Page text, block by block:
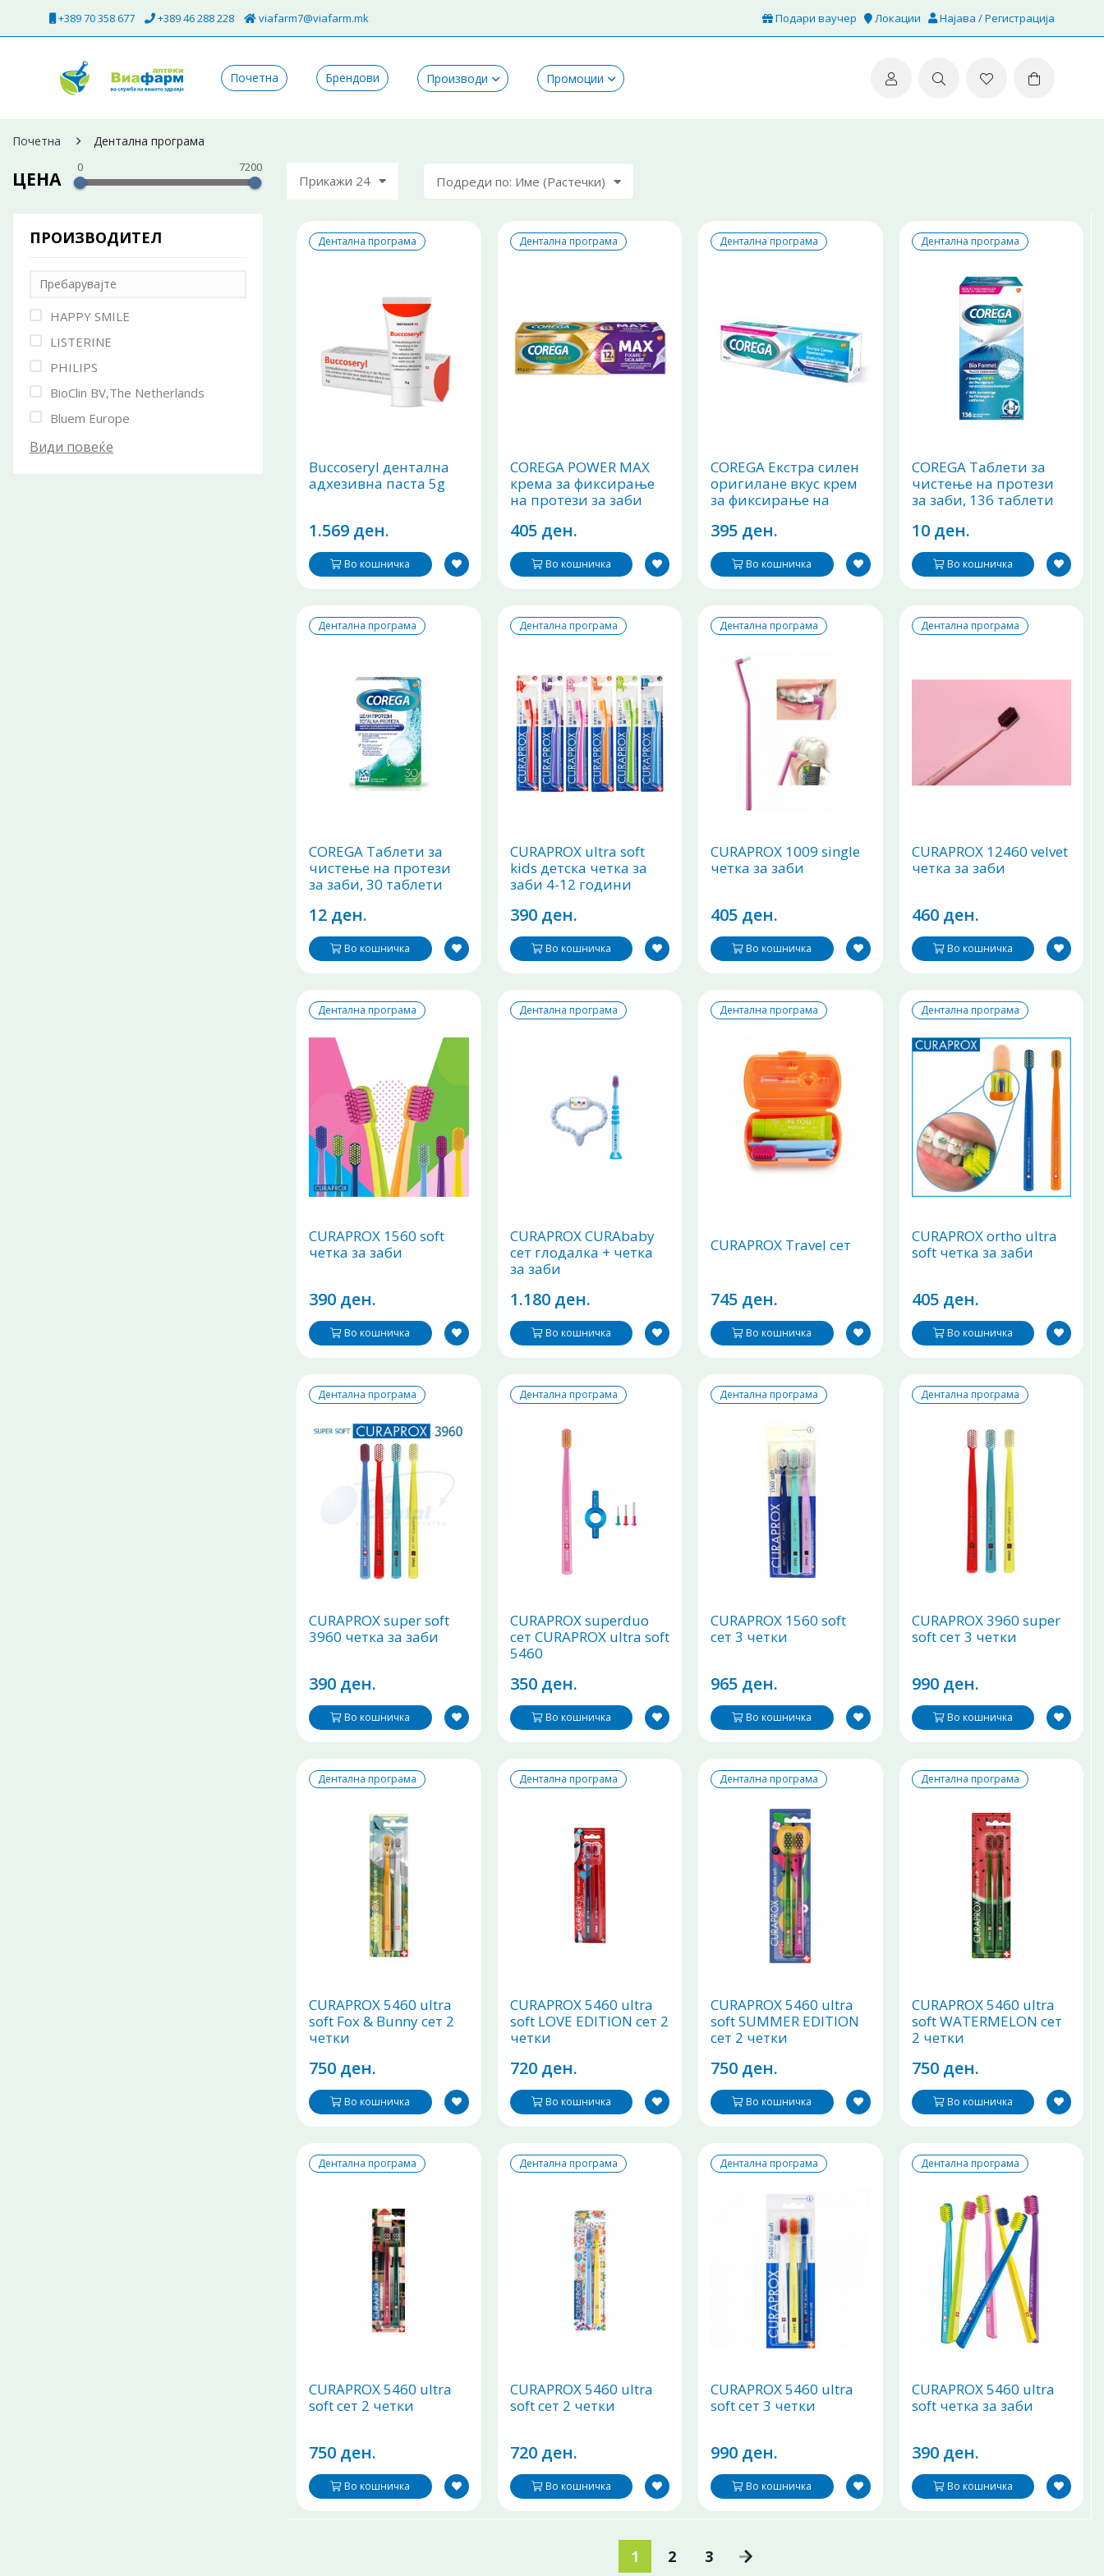
+389 70 358 677 +389 46 288 228 viafarm7@viafarm.mk Подари ваучер Локации Најава / Регистрација
Почетна Брендови Производи Промоции
Почетна Дентална програма
ЦЕНА
0 7200
Прикажи 24 Подреди по: Име (Растечки)
Дентална програма
Buccoseryl дентална
адхезивна паста 5g
1.569 ден.
Во кошничка
Дентална програма
COREGA POWER MAX
крема за фиксирање
на протези за заби
405 ден.
Во кошничка
Дентална програма
COREGA Екстра силен
оригилане вкус крем
за фиксирање на
395 ден.
Во кошничка
Дентална програма
COREGA Таблети за
чистење на протези
за заби, 136 таблети
10 ден.
Во кошничка
Дентална програма
COREGA Таблети за
чистење на протези
за заби, 30 таблети
12 ден.
Во кошничка
Дентална програма
CURAPROX ultra soft
kids детска четка за
заби 4-12 години
390 ден.
Во кошничка
Дентална програма
CURAPROX 1009 single
четка за заби
405 ден.
Во кошничка
Дентална програма
CURAPROX 12460 velvet
четка за заби
460 ден.
Во кошничка
Дентална програма
CURAPROX 1560 soft
четка за заби
390 ден.
Во кошничка
Дентална програма
CURAPROX CURAbaby
сет глодалка + четка
за заби
1.180 ден.
Во кошничка
Дентална програма
CURAPROX Travel сет
745 ден.
Во кошничка
Дентална програма
CURAPROX ortho ultra
soft четка за заби
405 ден.
Во кошничка
Дентална програма
CURAPROX super soft
3960 четка за заби
390 ден.
Во кошничка
Дентална програма
CURAPROX superduo
сет CURAPROX ultra soft
5460
четка
350 ден.
Во кошничка
Дентална програма
CURAPROX 1560 soft
сет 3 четки
965 ден.
Во кошничка
Дентална програма
CURAPROX 3960 super
soft сет 3 четки
990 ден.
Во кошничка
Дентална програма
CURAPROX 5460 ultra
soft Fox & Bunny сет 2
четки
750 ден.
Во кошничка
Дентална програма
CURAPROX 5460 ultra
soft LOVE EDITION сет 2
четки
720 ден.
Во кошничка
Дентална програма
CURAPROX 5460 ultra
soft SUMMER EDITION
сет 2 четки
750 ден.
Во кошничка
Дентална програма
CURAPROX 5460 ultra
soft WATERMELON сет
2 четки
750 ден.
Во кошничка
Дентална програма
CURAPROX 5460 ultra
soft сет 2 четки
750 ден.
Во кошничка
Дентална програма
CURAPROX 5460 ultra
soft сет 2 четки
720 ден.
Во кошничка
Дентална програма
CURAPROX 5460 ultra
soft сет 3 четки
990 ден.
Во кошничка
Дентална програма
CURAPROX 5460 ultra
soft четка за заби
390 ден.
Во кошничка
1 2 3
ПРОИЗВОДИТЕЛ
HAPPY SMILE
LISTERINE
PHILIPS
BioClin BV,The Netherlands
Bluem Europe
Види повеќе